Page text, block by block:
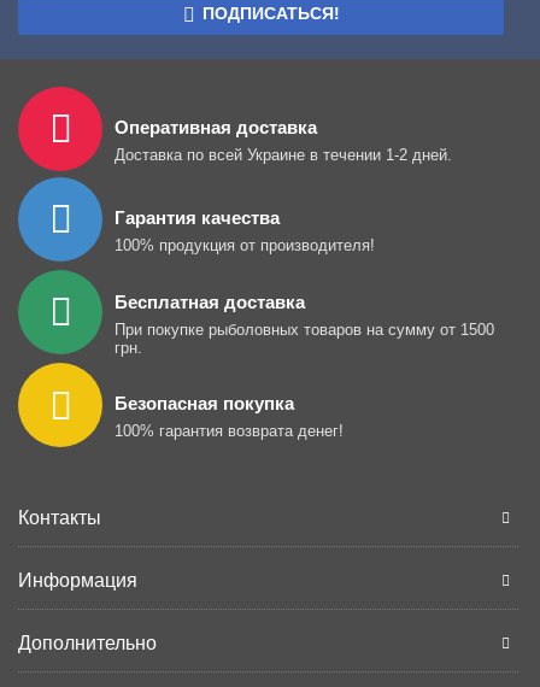
ПОДПИСАТЬСЯ!
Оперативная доставка
Доставка по всей Украине в течении 1-2 дней.
Гарантия качества
100% продукция от производителя!
Бесплатная доставка
При покупке рыболовных товаров на сумму от 1500
грн.
Безопасная покупка
100% гарантия возврата денег!
Контакты
Информация
Дополнительно